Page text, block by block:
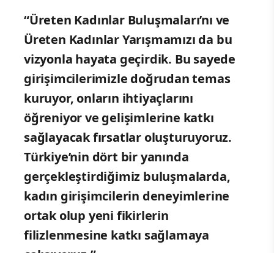
“Üreten Kadınlar Buluşmaları’nı ve
Üreten Kadınlar Yarışmamızı da bu
vizyonla hayata geçirdik. Bu sayede
girişimcilerimizle doğrudan temas
kuruyor, onların ihtiyaçlarını
öğreniyor ve gelişimlerine katkı
sağlayacak fırsatlar oluşturuyoruz.
Türkiye’nin dört bir yanında
gerçekleştirdiğimiz buluşmalarda,
kadın girişimcilerin deneyimlerine
ortak olup yeni fikirlerin
filizlenmesine katkı sağlamaya